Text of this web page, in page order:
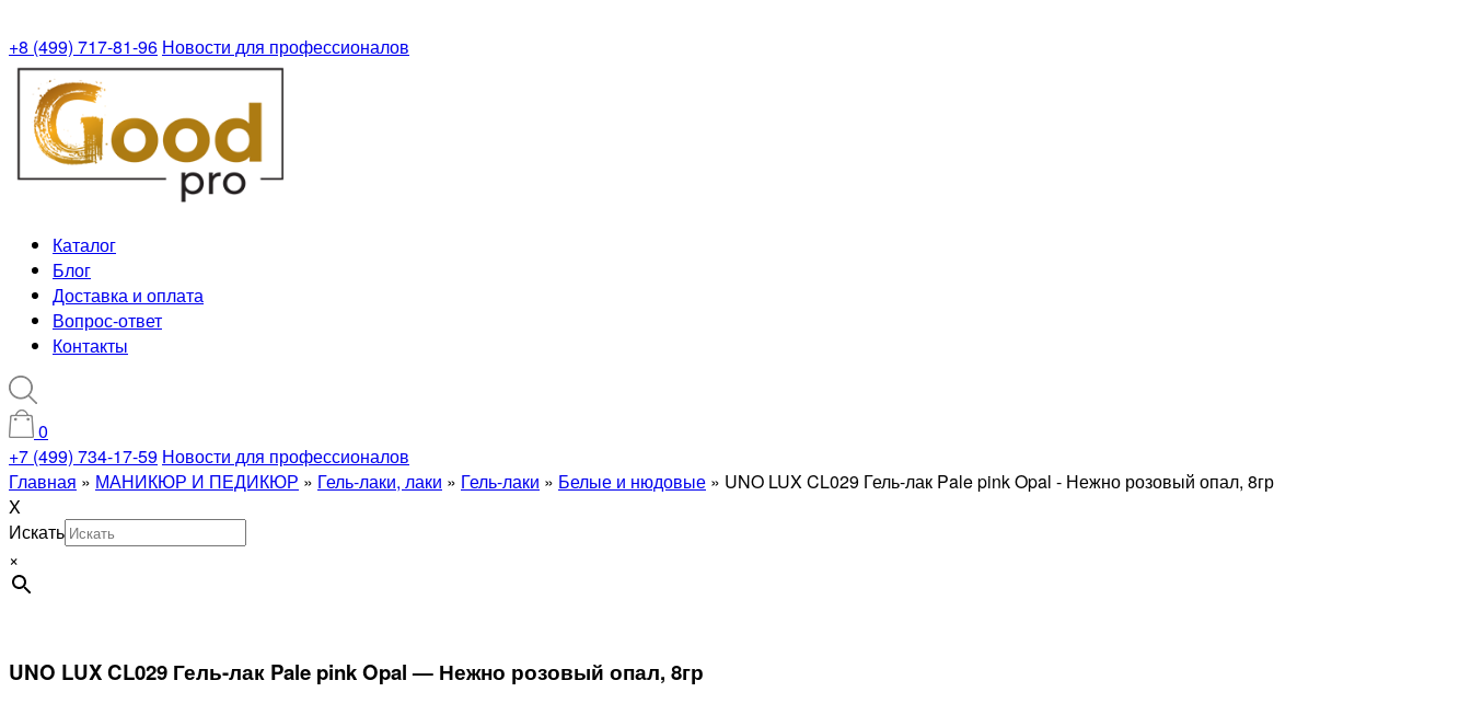
+8 (499) 717-81-96 Новости для профессионалов
Каталог
Блог
Доставка и оплата
Вопрос-ответ
Контакты
0
+7 (499) 734-17-59 Новости для профессионалов
Главная » МАНИКЮР И ПЕДИКЮР » Гель-лаки, лаки » Гель-лаки » Белые и нюдовые » UNO LUX CL029 Гель-лак Pale pink Opal - Нежно розовый опал, 8гр
X
Искать
×
UNO LUX CL029 Гель-лак Pale pink Opal — Нежно розовый опал, 8гр